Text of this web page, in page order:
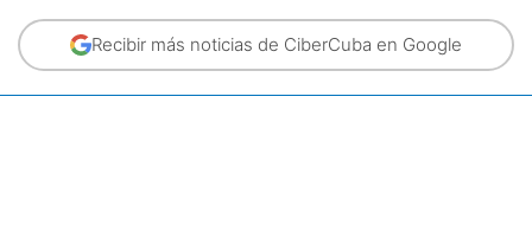
Recibir más noticias de CiberCuba en Google